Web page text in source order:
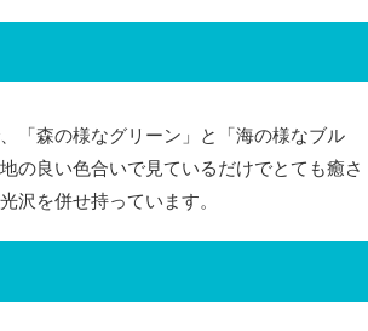
「森の様なグリーン」と「海の様なブル
の良い色合いで見ているだけでとても癒さ
沢を併せ持っています。